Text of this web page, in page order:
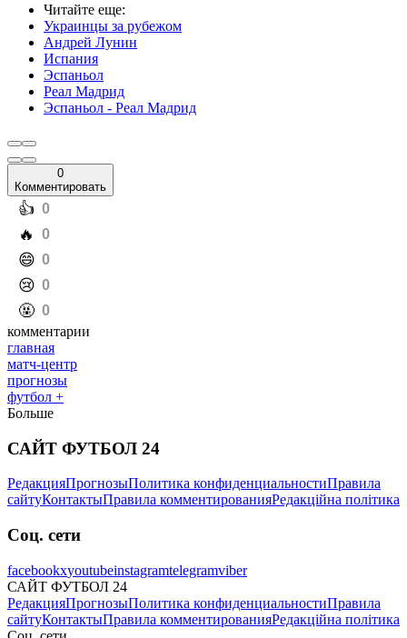
Читайте еще:
Украинцы за рубежом
Андрей Лунин
Испания
Эспаньол
Реал Мадрид
Эспаньол - Реал Мадрид
0
Комментировать
️👍 0
️🔥 0
️😄 0
️😢 0
️🤬 0
комментарии
главная
матч-центр
прогнозы
футбол +
Больше
САЙТ ФУТБОЛ 24
РедакцияПрогнозыПолитика конфиденциальностиПравила
сайтуКонтактыПравила комментированияРедакційна політика
Соц. сети
facebookxyoutubeinstagramtelegramviber
САЙТ ФУТБОЛ 24
РедакцияПрогнозыПолитика конфиденциальностиПравила
сайтуКонтактыПравила комментированияРедакційна політика